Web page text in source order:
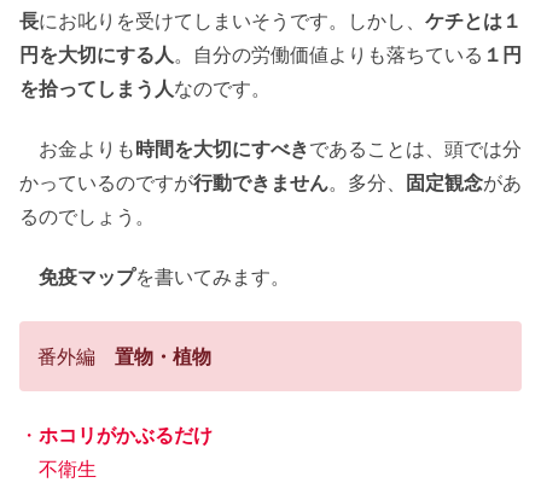
長にお叱りを受けてしまいそうです。しかし、 ケチとは１
円を大切にする人 。自分の労働価値よりも落ちている １円
を拾ってしまう人なのです。
お金よりも時間を大切にすべきであることは、頭では分
かっているのですが行動できません。多分、 固定観念があ
るのでしょう。
免疫マップを書いてみます。
番外編 置物・植物
・ ホコリがかぶるだけ
不衛生